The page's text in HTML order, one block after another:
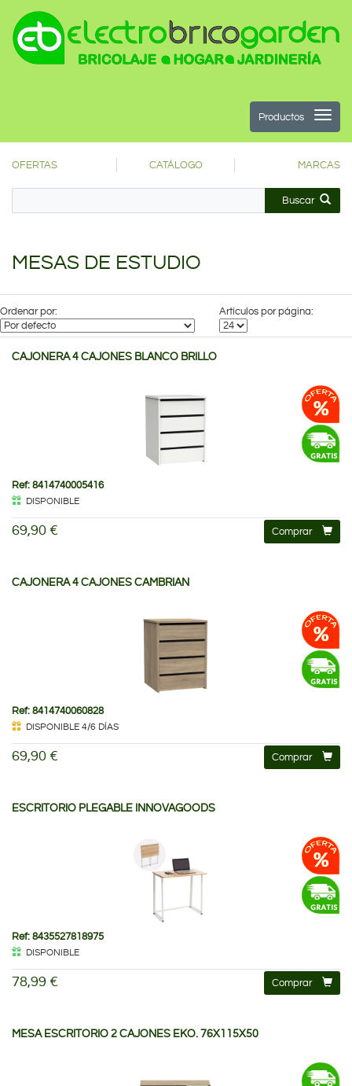
Productos
OFERTAS CATÁLOGO MARCAS
Buscar
MESAS DE ESTUDIO
Ordenar por: Artículos por página:
CAJONERA 4 CAJONES BLANCO BRILLO
Ref: 8414740005416
DISPONIBLE
69,90 € Comprar
CAJONERA 4 CAJONES CAMBRIAN
Ref: 8414740060828
DISPONIBLE 4/6 DÍAS
69,90 € Comprar
ESCRITORIO PLEGABLE INNOVAGOODS
Ref: 8435527818975
DISPONIBLE
78,99 € Comprar
MESA ESCRITORIO 2 CAJONES EKO. 76X115X50